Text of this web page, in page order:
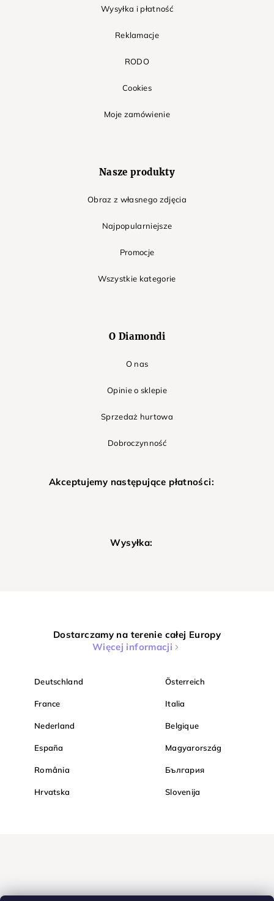
Wysyłka i płatność
Reklamacje
RODO
Cookies
Moje zamówienie
Nasze produkty
Obraz z własnego zdjęcia
Najpopularniejsze
Promocje
Wszystkie kategorie
O Diamondi
O nas
Opinie o sklepie
Sprzedaż hurtowa
Dobroczynność
Akceptujemy następujące płatności:
Wysyłka:
Dostarczamy na terenie całej Europy
Więcej informacji
Deutschland Österreich
France Italia
Nederland Belgique
España Magyarország
România България
Hrvatska Slovenija